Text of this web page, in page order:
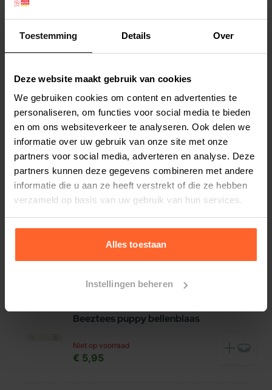
Toestemming Details Over
Deze website maakt gebruik van cookies
We gebruiken cookies om content en advertenties te
personaliseren, om functies voor social media te bieden
en om ons websiteverkeer te analyseren. Ook delen we
informatie over uw gebruik van onze site met onze
partners voor social media, adverteren en analyse. Deze
partners kunnen deze gegevens combineren met andere
informatie die u aan ze heeft verstrekt of die ze hebben
verzameld op basis van uw gebruik van hun services.
Alles toestaan
Instellingen beheren
Beeztees Siliconen Likmat IJsje Roze 21
Niet op voorraad
€ 7,95
Beeztees hondenspeeltje Wiggle Rood
Niet op voorraad
€ 29,99
Beeztees puppy Snuffelbol Izzy 13 x 13 x
€ 11,99
Beeztees puppy bellenblaas
Niet op voorraad
€ 5,95